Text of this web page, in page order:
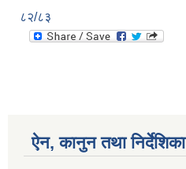
८२/८३
ऐन, कानुन तथा निर्देशिका